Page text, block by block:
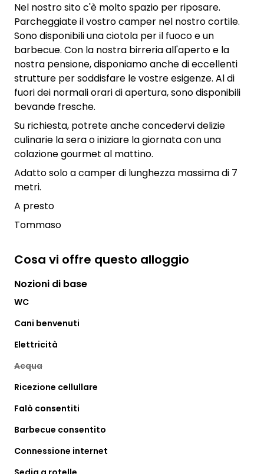
Nel nostro sito c'è molto spazio per riposare.
Parcheggiate il vostro camper nel nostro cortile.
Sono disponibili una ciotola per il fuoco e un
barbecue. Con la nostra birreria all'aperto e la
nostra pensione, disponiamo anche di eccellenti
strutture per soddisfare le vostre esigenze. Al di
fuori dei normali orari di apertura, sono disponibili
bevande fresche.
Su richiesta, potrete anche concedervi delizie
culinarie la sera o iniziare la giornata con una
colazione gourmet al mattino.
Adatto solo a camper di lunghezza massima di 7
metri.
A presto
Tommaso
Cosa vi offre questo alloggio
Nozioni di base
WC
Cani benvenuti
Elettricità
Acqua
Ricezione cellullare
Falò consentiti
Barbecue consentito
Connessione internet